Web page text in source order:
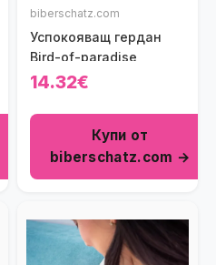
biberschatz.com
Успокояващ гердан
Bird-of-paradise
14.32€
Купи от
biberschatz.com →